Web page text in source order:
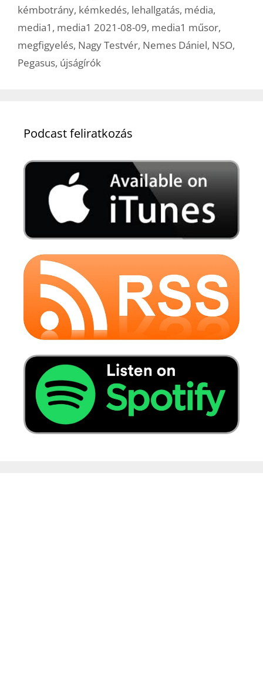
kémbotrány, kémkedés, lehallgatás, média,
media1 , media1 2021-08-09, media1 műsor,
megfigyelés, Nagy Testvér, Nemes Dániel, NSO,
Pegasus, újságírók
Podcast feliratkozás